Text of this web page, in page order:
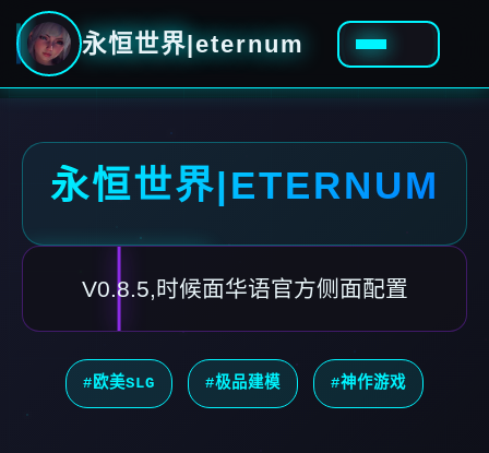
永恒世界|eternum
永恒世界|ETERNUM
V0.8.5,时候面华语官方侧面配置
#欧美SLG #极品建模 #神作游戏